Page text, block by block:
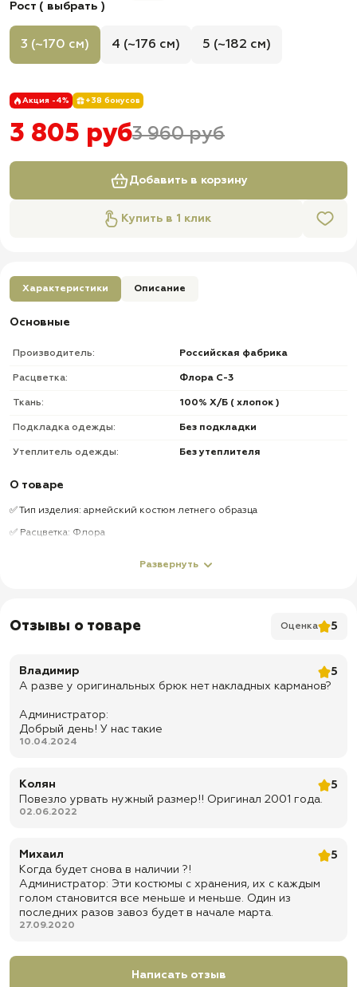
Рост ( выбрать )
3 (~170 см) 4 (~176 см) 5 (~182 см)
Акция -4% +38 бонусов
3 805 руб3 960 руб
Добавить в корзину
Купить в 1 клик
Характеристики Описание
Основные
Производитель: Российская фабрика
Расцветка: Флора С-3
Ткань: 100% Х/Б ( хлопок )
Подкладка одежды: Без подкладки
Утеплитель одежды: Без утеплителя
О товаре
✅ Тип изделия: армейский костюм летнего образца
✅ Расцветка: Флора
✅ Китель: 4 накладных кармана
✅ Брюки: 2 косых кармана
✅ Утяжка тесьмой по низу брюк
✅ Усиление на коленях
✅ Подходит для службы, полевой формы, рыбалки, охоты, туризма,
дачи, страйкбола, пейнтбола и активного отдыха
Развернуть
Отзывы о товаре Оценка 5
Владимир
5
А разве у оригинальных брюк нет накладных карманов?
Администратор:
Добрый день! У нас такие
10.04.2024
Колян
5
Повезло урвать нужный размер!! Оригинал 2001 года.
02.06.2022
Михаил
5
Когда будет снова в наличии ?!
Администратор: Эти костюмы с хранения, их с каждым
голом становится все меньше и меньше. Один из
последних разов завоз будет в начале марта.
27.09.2020
Написать отзыв